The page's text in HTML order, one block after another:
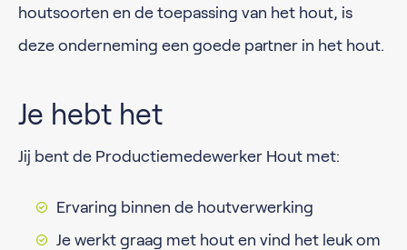
houtsoorten en de toepassing van het hout, is
deze onderneming een goede partner in het hout.
Je hebt het
Jij bent de Productiemedewerker Hout met:
Ervaring binnen de houtverwerking
Je werkt graag met hout en vind het leuk om